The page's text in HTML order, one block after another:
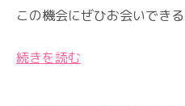
この機会にぜひお会いでき
続きを読む